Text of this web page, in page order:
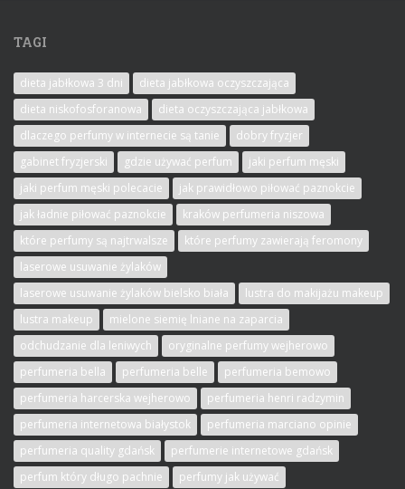
TAGI
dieta jabłkowa 3 dni
dieta jabłkowa oczyszczająca
dieta niskofosforanowa
dieta oczyszczająca jabłkowa
dlaczego perfumy w internecie są tanie
dobry fryzjer
gabinet fryzjerski
gdzie używać perfum
jaki perfum męski
jaki perfum męski polecacie
jak prawidłowo piłować paznokcie
jak ładnie piłować paznokcie
kraków perfumeria niszowa
które perfumy są najtrwalsze
które perfumy zawierają feromony
laserowe usuwanie żylaków
laserowe usuwanie żylaków bielsko biała
lustra do makijażu makeup
lustra makeup
mielone siemię lniane na zaparcia
odchudzanie dla leniwych
oryginalne perfumy wejherowo
perfumeria bella
perfumeria belle
perfumeria bemowo
perfumeria harcerska wejherowo
perfumeria henri radzymin
perfumeria internetowa białystok
perfumeria marciano opinie
perfumeria quality gdańsk
perfumerie internetowe gdańsk
perfum który długo pachnie
perfumy jak używać